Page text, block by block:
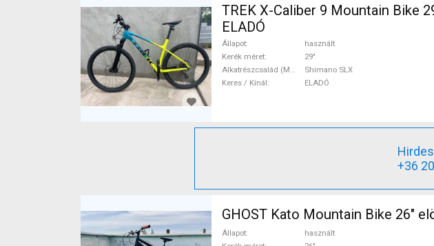
TREK X-Caliber 9 Mountain Bike
ELADÓ
Állapot
használt
Kerék méret
29"
Alkatrészcsalád (MTB)
Shimano SLX
Keres / Kínál
ELADÓ
+36
GHOST Kato Mountain Bike 26"
Állapot
használt